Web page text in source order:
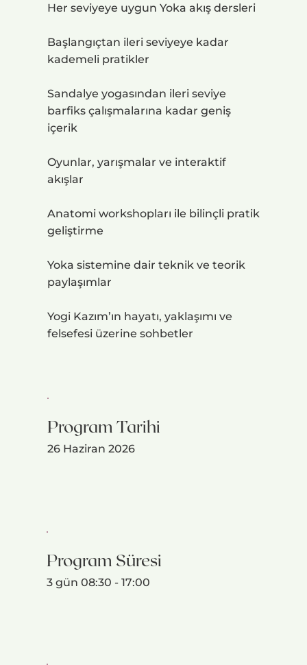
Her seviyeye uygun Yoka akış dersleri
Başlangıçtan ileri seviyeye kadar
kademeli pratikler
Sandalye yogasından ileri seviye
barfiks çalışmalarına kadar geniş
içerik
Oyunlar, yarışmalar ve interaktif
akışlar
Anatomi workshopları ile bilinçli pratik
geliştirme
Yoka sistemine dair teknik ve teorik
paylaşımlar
Yogi Kazım’ın hayatı, yaklaşımı ve
felsefesi üzerine sohbetler
Program Tarihi
26 Haziran 2026
Program Süresi
3 gün 08:30 - 17:00